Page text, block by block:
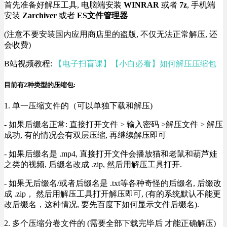
首先准备好解压工具, 电脑端安装 WINRAR 或者 7z, 手机端
安装 Zarchiver 或者 ES文件管理器
(注意不要安装国内应用商店里的盗版, 不仅无法正常解压, 还
会收费)
B站视频教程: 【电子扫盲课】【小白必看】如何解压压缩包
目前有2种类型的压缩包:
1. 单一压缩文件的（可以单独下载和解压)
- 如果后缀名正常: 直接打开文件 > 输入密码 >解压文件 > 解压
成功, 有的情况会有双层压缩, 再继续解压即可
- 如果后缀名是 .mp4, 直接打开文件会播放猫和老鼠和葫芦娃
之类的视频, 后缀名改成 .zip, 然后用解压工具打开.
- 如果无后缀名/或者后缀名是 .txt等各种奇怪的后缀名, 后缀改
成 .zip， 然后用解压工具打开解压即可, (有的系统默认不能更
改后缀名，这种情况, 要先百度下如何显示文件后缀名).
2. 多个压缩分卷文件的 (需要全部下载完毕后 才能正确解压)